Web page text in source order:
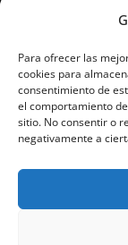
Para ofrecer las
cookies para
consentimiento de
el comportamiento
sitio. No consentir o
negativamente a
La demanda
El propulsor
satélites
SpaceX bate su
Falcon 9 en 2024